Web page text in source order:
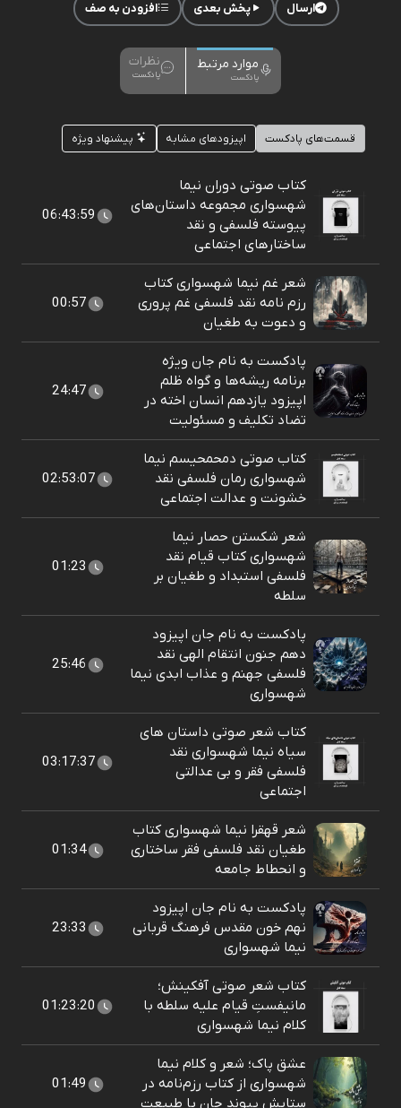
ارسال پخش بعدی افزودن به صف
موارد مرتبط
پادکست
نظرات
پادکست
قسمت‌های پادکست اپیزودهای مشابه پیشنهاد ویژه
کتاب صوتی دوران نیما
شهسواری مجموعه داستان‌های
پیوسته فلسفی و نقد
ساختارهای اجتماعی
06:43:59
شعر غم نیما شهسواری کتاب
رزم نامه نقد فلسفی غم پروری
و دعوت به طغیان
00:57
پادکست به نام جان ویژه
برنامه ریشه‌ها و گواه ظلم
اپیزود یازدهم انسان اخته در
تضاد تکلیف و مسئولیت
24:47
کتاب صوتی دمحمحیسم نیما
شهسواری رمان فلسفی نقد
خشونت و عدالت اجتماعی
02:53:07
شعر شکستن حصار نیما
شهسواری کتاب قیام نقد
فلسفی استبداد و طغیان بر
سلطه
01:23
پادکست به نام جان اپیزود
دهم جنون انتقام الهی نقد
فلسفی جهنم و عذاب ابدی نیما
شهسواری
25:46
کتاب شعر صوتی داستان های
سیاه نیما شهسواری نقد
فلسفی فقر و بی عدالتی
اجتماعی
03:17:37
شعر قهقرا نیما شهسواری کتاب
طغیان نقد فلسفی فقر ساختاری
و انحطاط جامعه
01:34
پادکست به نام جان اپیزود
نهم خون مقدس فرهنگ قربانی
نیما شهسواری
23:33
کتاب شعر صوتی آفکینش؛
مانیفستِ قیام علیه سلطه با
کلام نیما شهسواری
01:23:20
عشق پاک؛ شعر و کلام نیما
شهسواری از کتاب رزم‌نامه در
ستایشِ پیوندِ جان با طبیعت
01:49